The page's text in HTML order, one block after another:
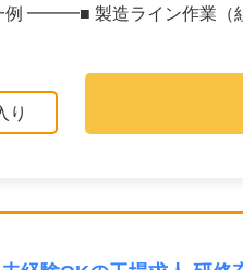
例 ━━━■ 製造ライン作業（
り